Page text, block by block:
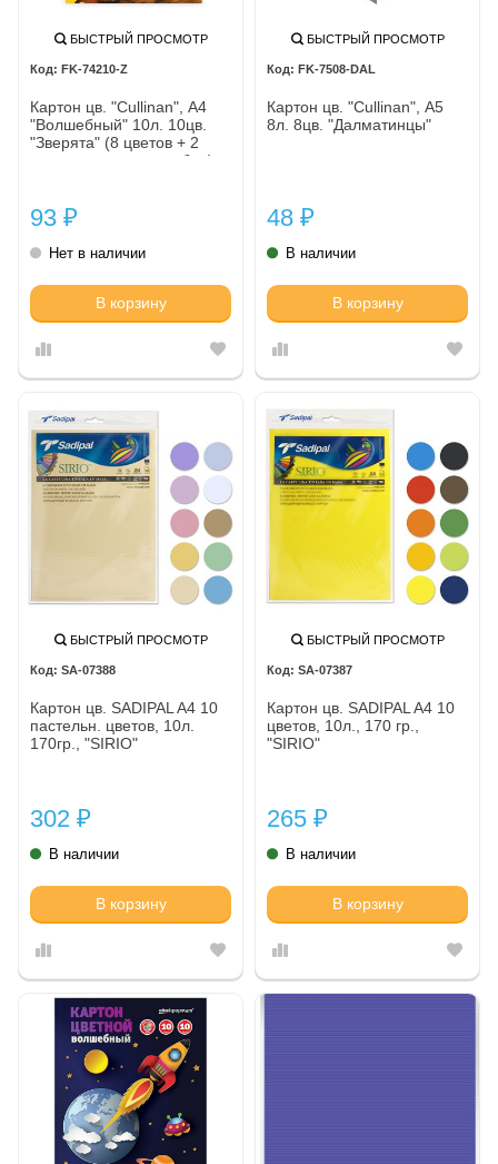
БЫСТРЫЙ ПРОСМОТР
FK-74210-Z
Картон цв. "Cullinan", А4
"Волшебный" 10л. 10цв.
"Зверята" (8 цветов + 2
цвета: золото и серебро)
93 ₽
Нет в наличии
В корзину
БЫСТРЫЙ ПРОСМОТР
FK-7508-DAL
Картон цв. "Cullinan", А5
8л. 8цв. "Далматинцы"
48 ₽
В наличии
В корзину
БЫСТРЫЙ ПРОСМОТР
SA-07388
Картон цв. SADIPAL A4 10
пастельн. цветов, 10л.
170гр., "SIRIO"
302 ₽
В наличии
В корзину
БЫСТРЫЙ ПРОСМОТР
SA-07387
Картон цв. SADIPAL A4 10
цветов, 10л., 170 гр.,
"SIRIO"
265 ₽
В наличии
В корзину